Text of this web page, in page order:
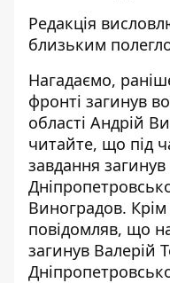
Редакція
близьким
Нагадаємо,
фронті загинув
області Андрій
читайте, що під
завдання загинув
Виноградов.
повідомляв, що
загинув Валерій